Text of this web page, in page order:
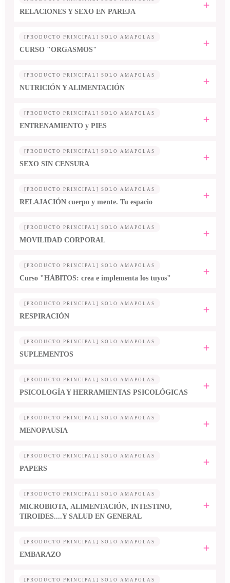
RELACIONES Y SEXO EN PAREJA
[PRODUCTO PRINCIPAL] SOLO AMAPOLAS
CURSO "ORGASMOS"
[PRODUCTO PRINCIPAL] SOLO AMAPOLAS
NUTRICIÓN Y ALIMENTACIÓN
[PRODUCTO PRINCIPAL] SOLO AMAPOLAS
ENTRENAMIENTO y PIES
[PRODUCTO PRINCIPAL] SOLO AMAPOLAS
SEXO SIN CENSURA
[PRODUCTO PRINCIPAL] SOLO AMAPOLAS
RELAJACIÓN cuerpo y mente. Tu espacio
[PRODUCTO PRINCIPAL] SOLO AMAPOLAS
MOVILIDAD CORPORAL
[PRODUCTO PRINCIPAL] SOLO AMAPOLAS
Curso "HÁBITOS: crea e implementa los tuyos"
[PRODUCTO PRINCIPAL] SOLO AMAPOLAS
RESPIRACIÓN
[PRODUCTO PRINCIPAL] SOLO AMAPOLAS
SUPLEMENTOS
[PRODUCTO PRINCIPAL] SOLO AMAPOLAS
PSICOLOGÍA Y HERRAMIENTAS PSICOLÓGICAS
[PRODUCTO PRINCIPAL] SOLO AMAPOLAS
MENOPAUSIA
[PRODUCTO PRINCIPAL] SOLO AMAPOLAS
PAPERS
[PRODUCTO PRINCIPAL] SOLO AMAPOLAS
MICROBIOTA, ALIMENTACIÓN, INTESTINO,
TIROIDES....Y SALUD EN GENERAL
[PRODUCTO PRINCIPAL] SOLO AMAPOLAS
EMBARAZO
[PRODUCTO PRINCIPAL] SOLO AMAPOLAS